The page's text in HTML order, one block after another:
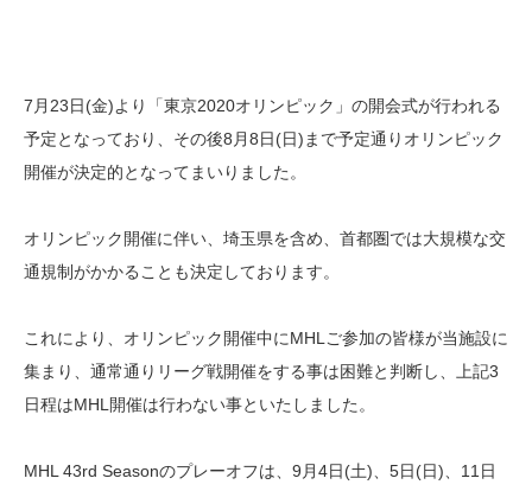
7月23日(金)より「東京2020オリンピック」の開会式が行われる
予定となっており、その後8月8日(日)まで予定通りオリンピック
開催が決定的となってまいりました。
オリンピック開催に伴い、埼玉県を含め、首都圏では大規模な交
通規制がかかることも決定しております。
これにより、オリンピック開催中にMHLご参加の皆様が当施設に
集まり、通常通りリーグ戦開催をする事は困難と判断し、上記3
日程はMHL開催は行わない事といたしました。
MHL 43rd Seasonのプレーオフは、9月4日(土)、5日(日)、11日